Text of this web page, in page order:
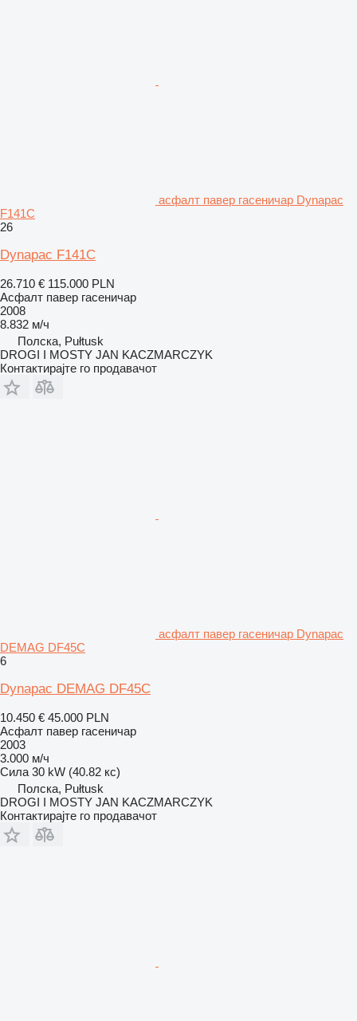
асфалт павер гасеничар Dynapac
F141C
26
Dynapac F141C
26.710 € 115.000 PLN
Асфалт павер гасеничар
2008
8.832 м/ч
Полска, Pułtusk
DROGI I MOSTY JAN KACZMARCZYK
Контактирајте го продавачот
асфалт павер гасеничар Dynapac
DEMAG DF45C
6
Dynapac DEMAG DF45C
10.450 € 45.000 PLN
Асфалт павер гасеничар
2003
3.000 м/ч
Сила 30 kW (40.82 кс)
Полска, Pułtusk
DROGI I MOSTY JAN KACZMARCZYK
Контактирајте го продавачот